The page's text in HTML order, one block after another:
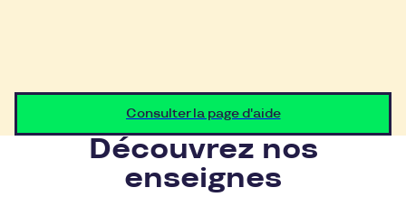
Consulter la page d'aide
Découvrez nos
enseignes